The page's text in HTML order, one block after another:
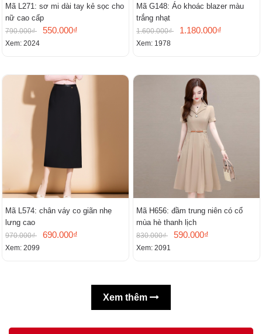
Mã L271: sơ mi dài tay kẻ sọc cho
nữ cao cấp
790.000₫ 550.000₫
Xem: 2024
Mã G148: Áo khoác blazer màu
trắng nhạt
1.600.000₫ 1.180.000₫
Xem: 1978
Mã L574: chân váy co giãn nhẹ
lưng cao
970.000₫ 690.000₫
Xem: 2099
Mã H656: đầm trung niên có cổ
mùa hè thanh lịch
830.000₫ 590.000₫
Xem: 2091
Xem thêm